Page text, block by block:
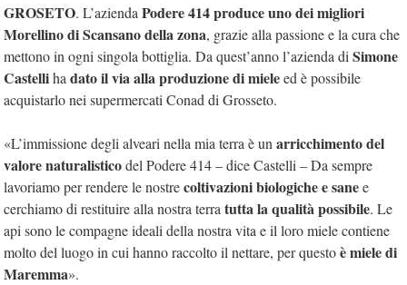
GROSETO. L’azienda Podere 414 produce uno dei migliori
Morellino di Scansano della zona, grazie alla passione e la cura che
mettono in ogni singola bottiglia. Da quest’anno l’azienda di Simone
Castelliha dato il via alla produzione di mieleed è possibile
acquistarlo nei supermercati Conad di Grosseto.
«L’immissione degli alveari nella mia terra è un arricchimento del
valore naturalisticodel Podere 414 – dice Castelli – Da sempre
lavoriamo per rendere le nostrecoltivazioni biologiche e sanee
cerchiamo di restituire alla nostra terra tutta la qualità possibile. Le
api sono le compagne ideali della nostra vita e il loro miele contiene
molto del luogo in cui hanno raccolto il nettare, per questoè miele di
Maremma».